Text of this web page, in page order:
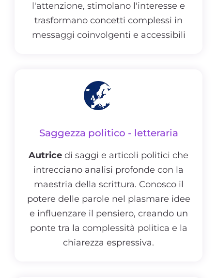
l'attenzione, stimolano l'interesse e
trasformano concetti complessi in
messaggi coinvolgenti e accessibili
Saggezza politico - letteraria
Autrice di saggi e articoli politici che
intrecciano analisi profonde con la
maestria della scrittura. Conosco il
potere delle parole nel plasmare idee
e influenzare il pensiero, creando un
ponte tra la complessità politica e la
chiarezza espressiva.